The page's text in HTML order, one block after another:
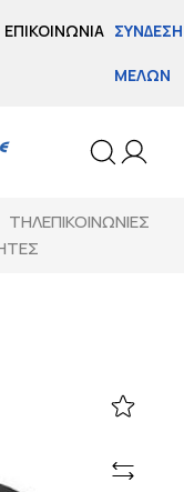
ΕΠΙΚΟΙΝΩΝΊΑ ΣΎΝΔΕΣΗ
ΜΕΛΏΝ
ΤΗΛΕΠΙΚΟΙΝΩΝΙΕΣ